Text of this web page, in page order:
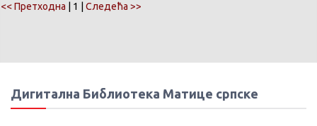
<< Претходна | 1 | Следећа >>
Дигитална Библиотека Матице српске